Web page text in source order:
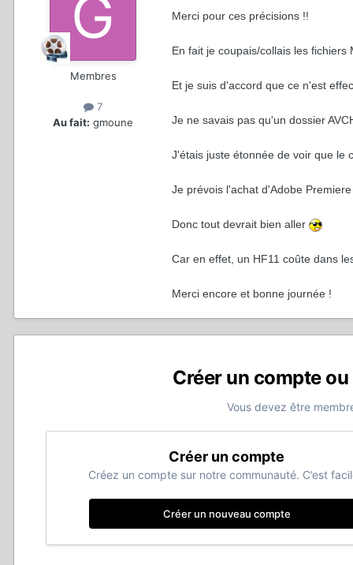
Membres
7
Au fait: gmoune
Merci pour ces précisions !!
En fait je coupais/collais les
Et je suis d'accord que ce n'est
Je ne savais pas qu'un dossier
J'étais juste étonnée de voir que le
Je prévois l'achat d'Adobe
Donc tout devrait bien aller
Car en effet, un HF11 coûte dans
Merci encore et bonne journée !
Créer un compte
Vous devez être
Créer un compte
Créez un compte sur notre communauté. C’est
Créer un nouveau compte